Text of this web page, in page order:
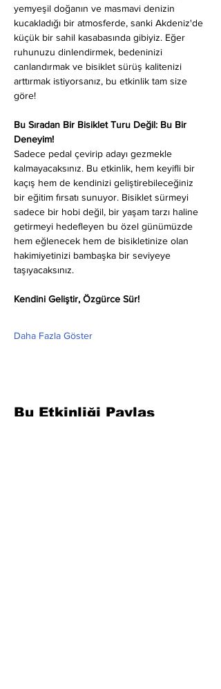
yemyeşil doğanın ve masmavi denizin
kucakladığı bir atmosferde, sanki Akdeniz'de
küçük bir sahil kasabasında gibiyiz. Eğer
ruhunuzu dinlendirmek, bedeninizi
canlandırmak ve bisiklet sürüş kalitenizi
arttırmak istiyorsanız, bu etkinlik tam size
göre!
Bu Sıradan Bir Bisiklet Turu Değil: Bu Bir
Deneyim!
Sadece pedal çevirip adayı gezmekle
kalmayacaksınız. Bu etkinlik, hem keyifli bir
kaçış hem de kendinizi geliştirebileceğiniz
bir eğitim fırsatı sunuyor. Bisiklet sürmeyi
sadece bir hobi değil, bir yaşam tarzı haline
getirmeyi hedefleyen bu özel günümüzde
hem eğlenecek hem de bisikletinize olan
hakimiyetinizi bambaşka bir seviyeye
taşıyacaksınız.
Kendini Geliştir, Özgürce Sür!
Daha Fazla Göster
Bu Etkinliği Paylaş